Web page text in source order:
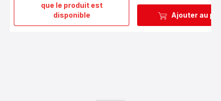
que le produit est
disponible
Ingenio
6
Poignée
Ajouter au